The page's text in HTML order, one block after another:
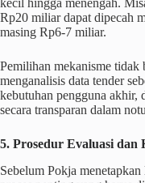
kecil hingga menengah.
Rp20 miliar dapat dipecah
masing Rp6-7 miliar.
Pemilihan mekanisme tidak
menganalisis data tender
kebutuhan pengguna akhir,
secara transparan dalam
5. Prosedur Evaluasi dan
Sebelum Pokja